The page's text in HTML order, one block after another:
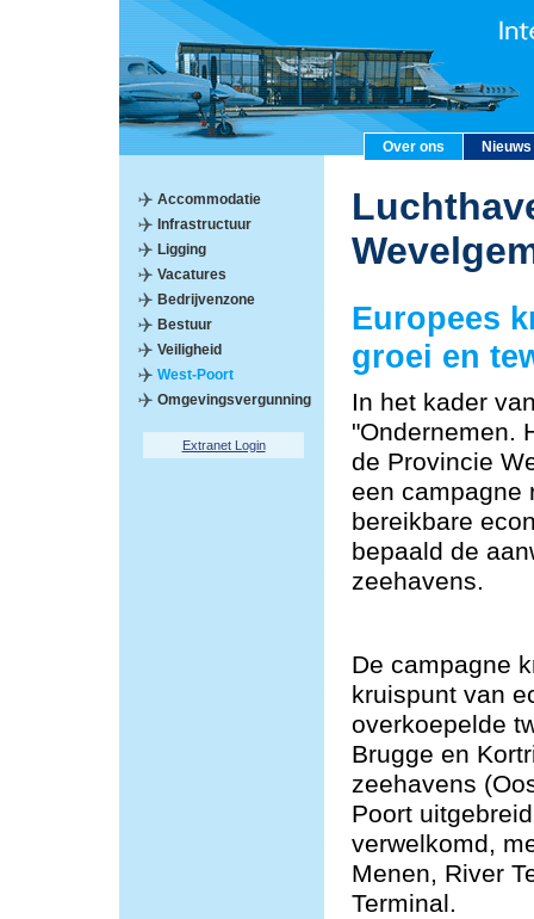
Over ons Nieuws
Accommodatie
Infrastructuur
Ligging
Vacatures
Bedrijvenzone
Bestuur
Veiligheid
West-Poort
Omgevingsvergunning
Extranet Login
Europees
groei en
In het kader
"Ondernemen.
de Provincie
een campagne
bereikbare
bepaald de
zeehavens.
De campagne
kruispunt van
overkoepelde
Brugge en
zeehavens
Poort
verwelkomd,
Menen, River
Terminal.